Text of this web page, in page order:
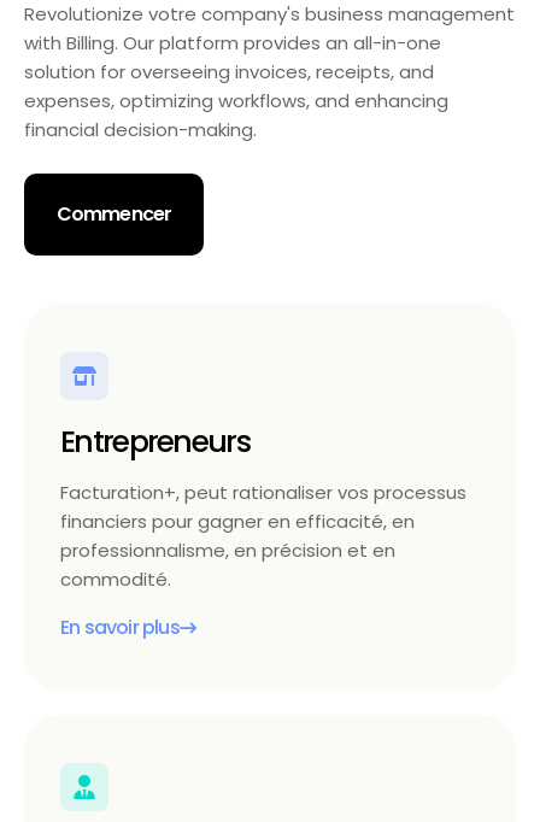
Revolutionize votre company's business management
with Billing. Our platform provides an all-in-one
solution for overseeing invoices, receipts, and
expenses, optimizing workflows, and enhancing
financial decision-making.
Commencer
Entrepreneurs
Facturation+, peut rationaliser vos processus
financiers pour gagner en efficacité, en
professionnalisme, en précision et en
commodité.
En savoir plus